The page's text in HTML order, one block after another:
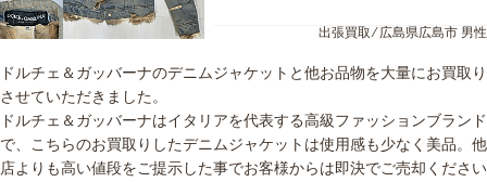
出張買取 ⁄ 広島県広島市 男性
ドルチェ＆ガッバーナのデニムジャケットと他お品物を大量にお買取り
させていただきました。
ドルチェ＆ガッバーナはイタリアを代表する高級ファッションブランド
で、こちらのお買取りしたデニムジャケットは使用感も少なく美品。他
店よりも高い値段をご提示した事でお客様からは即決でご売却ください